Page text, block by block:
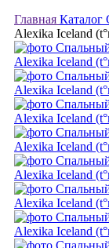
Главная Каталог
Alexika Iceland